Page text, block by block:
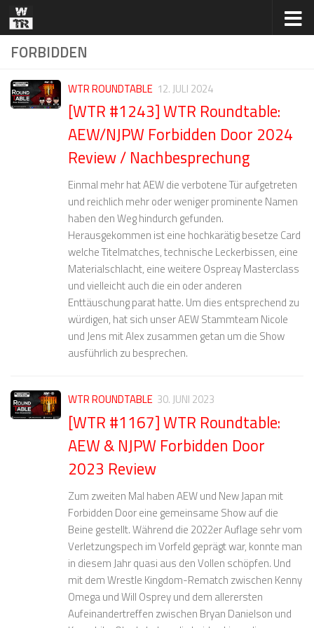
Zum Inhalt springen
FORBIDDEN
WTR ROUNDTABLE 12. JULI 2024
[WTR #1243] WTR Roundtable:
AEW/NJPW Forbidden Door 2024
Review / Nachbesprechung
Einmal mehr hat AEW die verbotene Tür aufgetreten
und reichlich mehr oder weniger prominente Namen
haben den Weg hindurch gefunden.
Herausgekommen ist eine hochkarätig besetze Card
welche Titelmatches, technische Leckerbissen, eine
Materialschlacht, eine weitere Ospreay Masterclass
und vielleicht auch die ein oder anderen
Enttäuschung parat hatte. Um dies entsprechend zu
würdigen, hat sich unser AEW Stammteam Nicole
und Jens mit Alex zusammen getan um die Show
ausführlich zu besprechen.
WTR ROUNDTABLE 30. JUNI 2023
[WTR #1167] WTR Roundtable:
AEW & NJPW Forbidden Door
2023 Review
Zum zweiten Mal haben AEW und New Japan mit
Forbidden Door eine gemeinsame Show auf die
Beine gestellt. Während die 2022er Auflage sehr vom
Verletzungspech im Vorfeld geprägt war, konnte man
in diesem Jahr quasi aus den Vollen schöpfen. Und
mit dem Wrestle Kingdom-Rematch zwischen Kenny
Omega und Will Osprey und dem allerersten
Aufeinandertreffen zwischen Bryan Danielson und